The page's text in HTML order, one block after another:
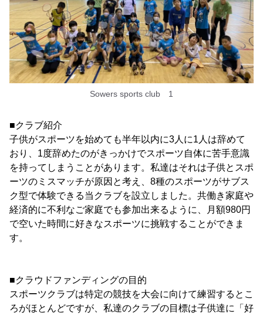
Sowers sports club 1
■クラブ紹介
子供がスポーツを始めても半年以内に3人に1人は辞めて
おり、1度辞めたのがきっかけでスポーツ自体に苦手意識
を持ってしまうことがあります。私達はそれは子供とスポ
ーツのミスマッチが原因と考え、8種のスポーツがサブス
ク型で体験できる当クラブを設立しました。共働き家庭や
経済的に不利なご家庭でも参加出来るように、月額980円
で空いた時間に好きなスポーツに挑戦することができま
す。
■クラウドファンディングの目的
スポーツクラブは特定の競技を大会に向けて練習するとこ
ろがほとんどですが、私達のクラブの目標は子供達に「好